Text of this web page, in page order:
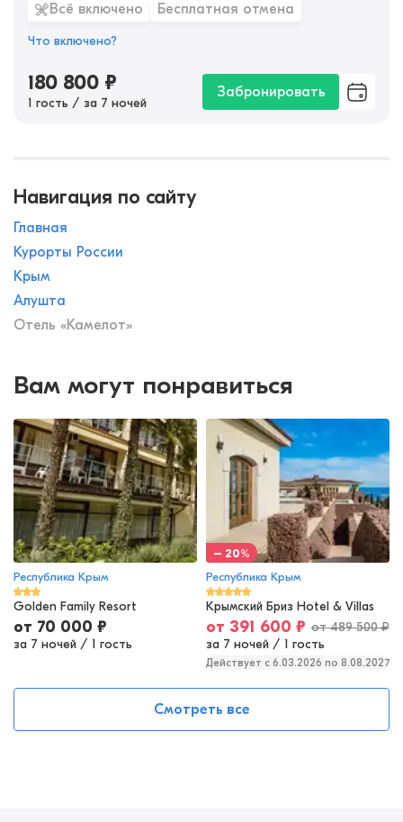
Всё включено Бесплатная отмена
Что включено?
180 800 ₽
1 гость / за 7 ночей
Забронировать
Навигация по сайту
Главная
Курорты России
Крым
Алушта
Отель «Камелот»
Вам могут понравиться
Республика Крым
Golden Family Resort
от 70 000 ₽
за 7 ночей / 1 гость
– 20%
Республика Крым
Крымский Бриз Hotel & Villas
от 391 600 ₽ от489 500 ₽
за 7 ночей / 1 гость
Действует c 6.03.2026 по 8.08.2027
Смотреть все